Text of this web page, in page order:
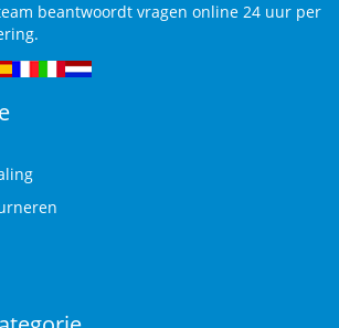
beantwoordt vragen online 24 uur per